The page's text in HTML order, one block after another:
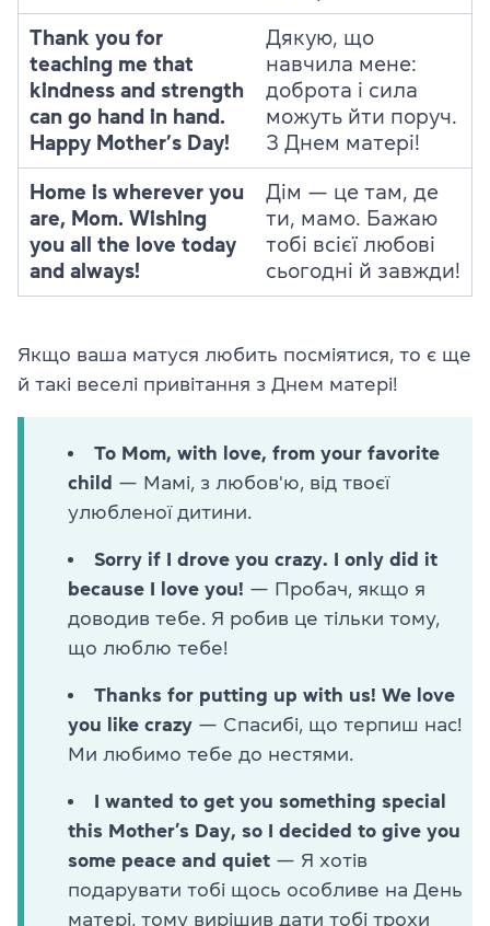
Thank you for
teaching me that
kindness and strength
can go hand in hand.
Happy Mother’s Day!
Дякую, що
навчила мене:
доброта і сила
можуть йти поруч.
З Днем матері!
Home is wherever you
are, Mom. Wishing
you all the love today
and always!
Дім — це там, де
ти, мамо. Бажаю
тобі всієї любові
сьогодні й завжди!
Якщо ваша матуся любить посміятися, то є ще
й такі веселі привітання з Днем матері!
To Mom, with love, from your favorite
child — Мамі, з любов'ю, від твоєї
улюбленої дитини.
Sorry if I drove you crazy. I only did it
because I love you! — Пробач, якщо я
доводив тебе. Я робив це тільки тому,
що люблю тебе!
Thanks for putting up with us! We love
you like crazy — Спасибі, що терпиш нас!
Ми любимо тебе до нестями.
I wanted to get you something special
this Mother’s Day, so I decided to give you
some peace and quiet — Я хотів
подарувати тобі щось особливе на День
матері, тому вирішив дати тобі трохи